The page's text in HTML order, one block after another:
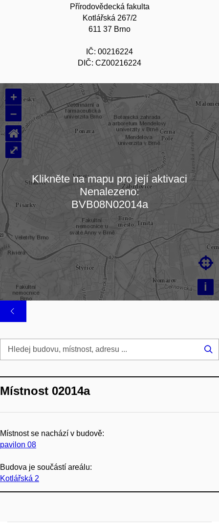
Přírodovědecká fakulta
Kotlářská 267/2
611 37 Brno
IČ: 00216224
DIČ: CZ00216224
Načítám mapu…
+
–
i

⌂
⤢
Klikněte na mapu pro její aktivaci
Nenalezeno:
BVB08N02014a
Místnost 02014a
Místnost se nachází v budově:
pavilon 08
Budova je součástí areálu:
Kotlářská 2